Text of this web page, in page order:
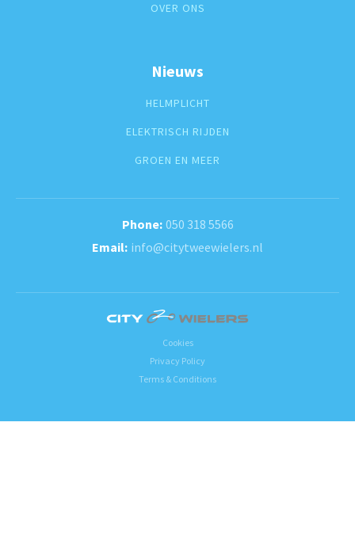
OVER ONS
Nieuws
HELMPLICHT
ELEKTRISCH RIJDEN
GROEN EN MEER
050 318 5566
info@citytweewielers.nl
Cookies
Privacy Policy
Terms & Conditions